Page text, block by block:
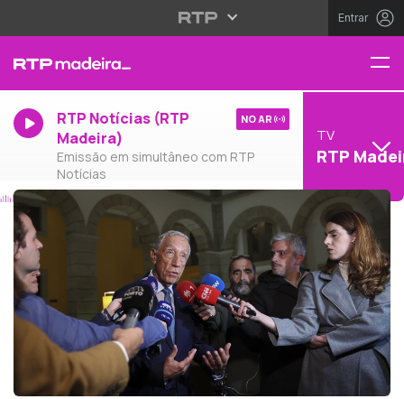
Entrar
RTP Notícias (RTP
Madeira)
Emissão em simultâneo com RTP
Notícias
NO AR
TV
RTP